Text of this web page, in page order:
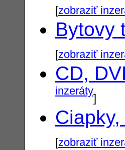
[zobraziť
Bytovy
[zobraziť
CD,
inzeráty]
[zobraziť